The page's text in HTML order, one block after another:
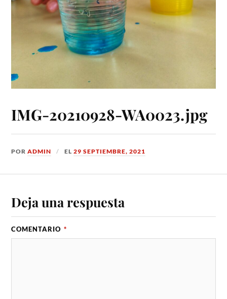
IMG-20210928-WA0023.jpg
PORADMIN EL29 SEPTIEMBRE, 2021
Deja una respuesta
COMENTARIO *